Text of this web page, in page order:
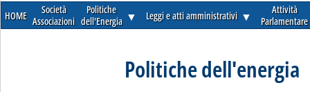
HOME
Società
Associazioni
Politiche
dell'Energia ▼ Leggi e atti amministrativi ▼
Attività
Parlamentare
Politiche dell'energia